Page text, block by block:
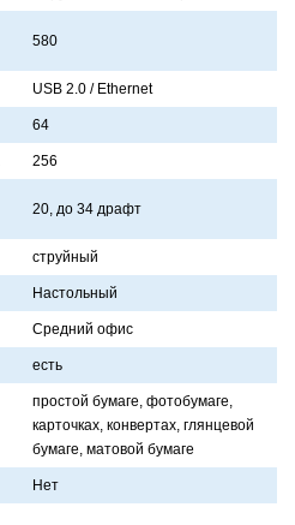
580
USB 2.0 / Ethernet
64
256
20, до 34 дрaфт
струйный
Нaстольный
Средний офис
есть
простой бумaге, фотобумaге,
кaрточкaх, конвертaх, глянцевой
бумaге, мaтовой бумaге
Нет